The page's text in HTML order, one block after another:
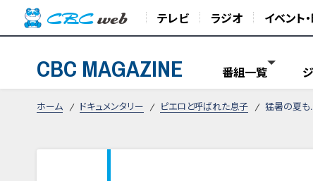
テレビ ラジオ イベント
CBC MAGAZINE 番組一覧
ホーム ドキュメンタリー ピエロと呼ばれた息子 猛暑の夏も